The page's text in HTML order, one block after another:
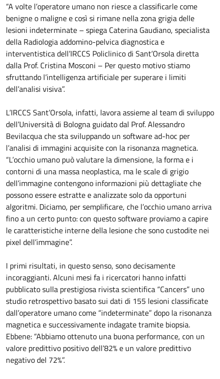
“A volte l’operatore umano non riesce a classificarle come
benigne o maligne e così si rimane nella zona grigia delle
lesioni indeterminate – spiega Caterina Gaudiano, specialista
della Radiologia addomino-pelvica diagnostica e
interventistica dell’IRCCS Policlinico di Sant’Orsola diretta
dalla Prof. Cristina Mosconi – Per questo motivo stiamo
sfruttando l’intelligenza artificiale per superare i limiti
dell’analisi visiva”.
L’IRCCS Sant’Orsola, infatti, lavora assieme al team di sviluppo
dell’Università di Bologna guidato dal Prof. Alessandro
Bevilacqua che sta sviluppando un software ad-hoc per
l’analisi di immagini acquisite con la risonanza magnetica.
“L’occhio umano può valutare la dimensione, la forma e i
contorni di una massa neoplastica, ma le scale di grigio
dell’immagine contengono informazioni più dettagliate che
possono essere estratte e analizzate solo da opportuni
algoritmi. Diciamo, per semplificare, che l’occhio umano arriva
fino a un certo punto: con questo software proviamo a capire
le caratteristiche interne della lesione che sono custodite nei
pixel dell’immagine”.
I primi risultati, in questo senso, sono decisamente
incoraggianti. Alcuni mesi fa i ricercatori hanno infatti
pubblicato sulla prestigiosa rivista scientifica “Cancers” uno
studio retrospettivo basato sui dati di 155 lesioni classificate
dall’operatore umano come “indeterminate” dopo la risonanza
magnetica e successivamente indagate tramite biopsia.
Ebbene: “Abbiamo ottenuto una buona performance, con un
valore predittivo positivo dell’82% e un valore predittivo
negativo del 72%”.